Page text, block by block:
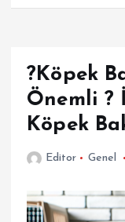
?Köpek
Önemli ?
Köpek
Editor Genel